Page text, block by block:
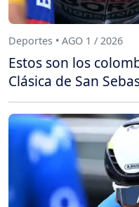
Deportes • AGO 1 / 2026
Estos son los
Clásica de San